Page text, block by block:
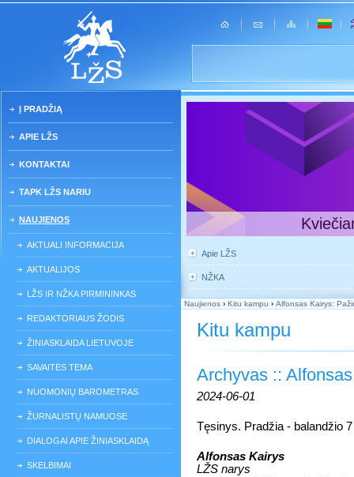
Į PRADŽIĄ
APIE LŽS
KONTAKTAI
TAPK LŽS NARIU
NAUJIENOS
AKTUALI INFORMACIJA
AKTUALIJOS
LŽS IR NŽKA PIRMININKAS
REDAKTORIAUS ŽODIS
ŽINIASKLAIDA LIETUVOJE
SAVAITĖS TEMA
NUOMONIŲ BAROMETRAS
ŽURNALISTŲ NAMUOSE
DIALOGAI APIE ŽINIASKLAIDĄ
SKELBIMAI
Apie LŽS
NŽKA
Naujienos › Kitu kampu › Alfonsas Kairys:
Kitu kampu
Archyvas ::
2024-06-01
Tęsinys. Pradžia - balandžio
Alfonsas Kairys
LŽS narys